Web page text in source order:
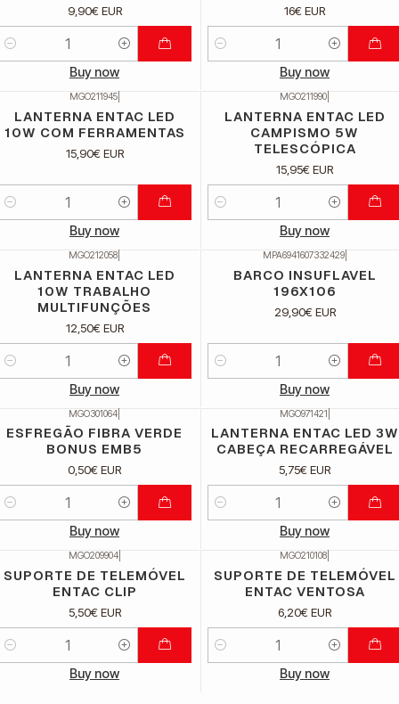
9,90€ EUR
Buy now
16€ EUR
Quantidade
Buy now
MGO211945|
LANTERNA ENTAC LED
10W COM FERRAMENTAS
15,90€ EUR
Buy now
MGO211990
LANTERNA ENTAC LED
CAMPISMO 5W
TELESCÓPICA
15,95€ EUR
Quantidade
Buy now
MGO212058
LANTERNA ENTAC LED
10W TRABALHO
MULTIFUNÇÕES
12,50€ EUR
Buy now
MPA6941607332429|
BARCO INSUFLAVEL
196X106
29,90€ EUR
Quantidade
Buy now
MGO301064
ESFREGÃO FIBRA VERDE
BONUS EMB5
0,50€ EUR
Buy now
MGO971421
LANTERNA ENTAC LED 3W
CABEÇA RECARREGÁVEL
5,75€ EUR
Quantidade
Buy now
MGO209904|
SUPORTE DE TELEMÓVEL
ENTAC CLIP
5,50€ EUR
Buy now
MGO210108
SUPORTE DE TELEMÓVEL
ENTAC VENTOSA
6,20€ EUR
Quantidade
Buy now